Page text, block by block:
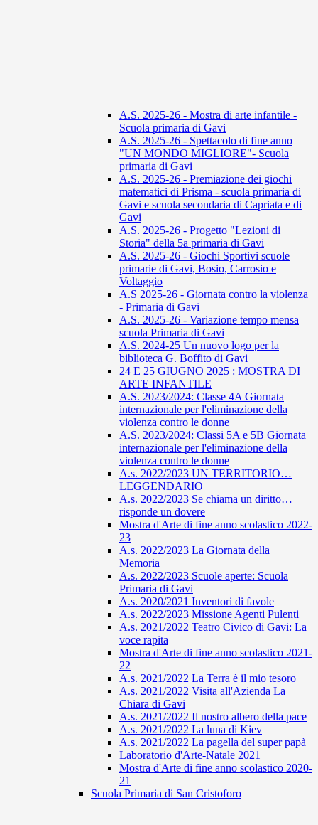
A.S. 2025-26 - Mostra di arte infantile -
Scuola primaria di Gavi
A.S. 2025-26 - Spettacolo di fine anno
"UN MONDO MIGLIORE"- Scuola
primaria di Gavi
A.S. 2025-26 - Premiazione dei giochi
matematici di Prisma - scuola primaria di
Gavi e scuola secondaria di Capriata e di
Gavi
A.S. 2025-26 - Progetto "Lezioni di
Storia" della 5a primaria di Gavi
A.S. 2025-26 - Giochi Sportivi scuole
primarie di Gavi, Bosio, Carrosio e
Voltaggio
A.S 2025-26 - Giornata contro la violenza
- Primaria di Gavi
A.S. 2025-26 - Variazione tempo mensa
scuola Primaria di Gavi
A.S. 2024-25 Un nuovo logo per la
biblioteca G. Boffito di Gavi
24 E 25 GIUGNO 2025 : MOSTRA DI
ARTE INFANTILE
A.S. 2023/2024: Classe 4A Giornata
internazionale per l'eliminazione della
violenza contro le donne
A.S. 2023/2024: Classi 5A e 5B Giornata
internazionale per l'eliminazione della
violenza contro le donne
A.s. 2022/2023 UN TERRITORIO…
LEGGENDARIO
A.s. 2022/2023 Se chiama un diritto…
risponde un dovere
Mostra d'Arte di fine anno scolastico 2022-
23
A.s. 2022/2023 La Giornata della
Memoria
A.s. 2022/2023 Scuole aperte: Scuola
Primaria di Gavi
A.s. 2020/2021 Inventori di favole
A.s. 2022/2023 Missione Agenti Pulenti
A.s. 2021/2022 Teatro Civico di Gavi: La
voce rapita
Mostra d'Arte di fine anno scolastico 2021-
22
A.s. 2021/2022 La Terra è il mio tesoro
A.s. 2021/2022 Visita all'Azienda La
Chiara di Gavi
A.s. 2021/2022 Il nostro albero della pace
A.s. 2021/2022 La luna di Kiev
A.s. 2021/2022 La pagella del super papà
Laboratorio d'Arte-Natale 2021
Mostra d'Arte di fine anno scolastico 2020-
21
Scuola Primaria di San Cristoforo